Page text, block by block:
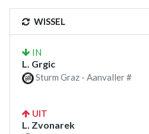
WISSEL
IN
L. Grgic
Sturm Graz - Aanvaller #
UIT
L. Zvonarek